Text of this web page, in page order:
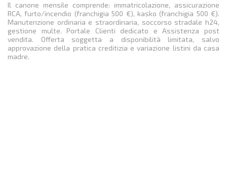
Il canone mensile comprende: immatricolazione, assicurazione
RCA, furto/incendio (franchigia 500 €), kasko (franchigia 500 €).
Manutenzione ordinaria e straordinaria, soccorso stradale h24,
gestione multe. Portale Clienti dedicato e Assistenza post
vendita. Offerta soggetta a disponibilità limitata, salvo
approvazione della pratica creditizia e variazione listini da casa
madre.